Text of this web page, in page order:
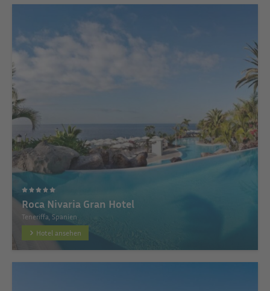
Roca Nivaria Gran Hotel
Teneriffa, Spanien
Hotel ansehen